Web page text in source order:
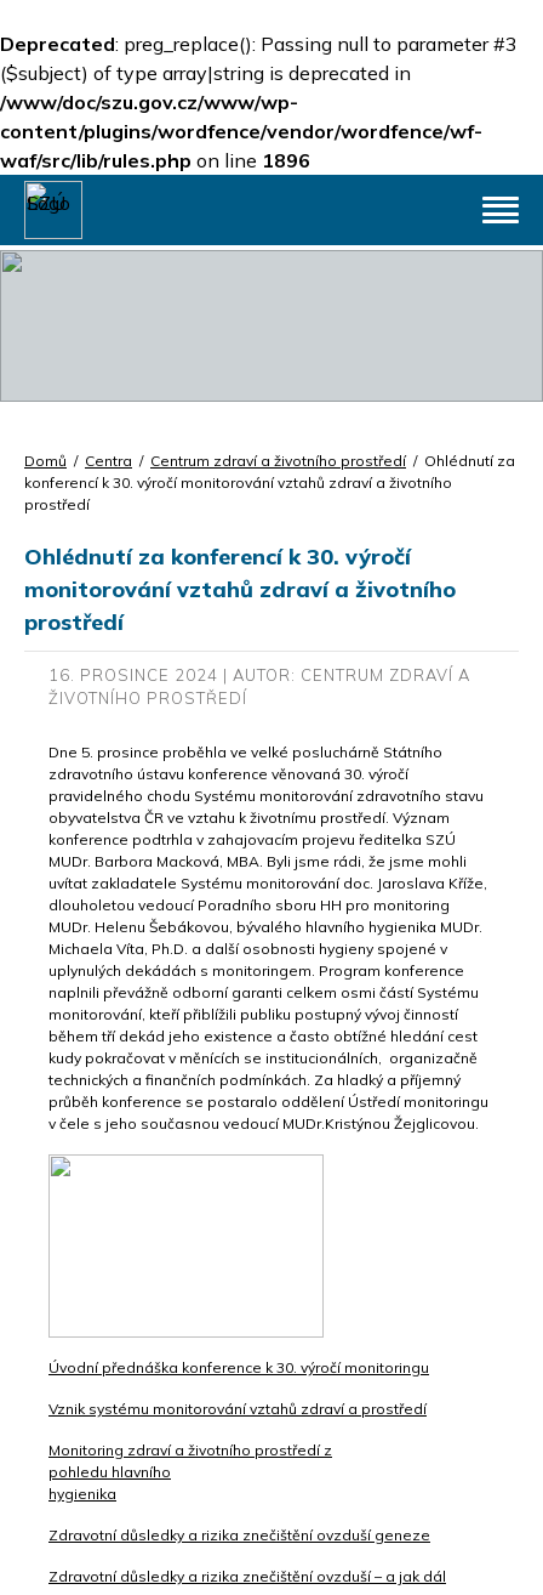
Deprecated: preg_replace(): Passing null to parameter #3
($subject) of type array|string is deprecated in
/www/doc/szu.gov.cz/www/wp-
content/plugins/wordfence/vendor/wordfence/wf-
waf/src/lib/rules.php on line 1896
Domů / Centra / Centrum zdraví a životního prostředí/ Ohlédnutí za
konferencí k 30. výročí monitorování vztahů zdraví a životního
prostředí
Ohlédnutí za konferencí k 30. výročí
monitorování vztahů zdraví a životního
prostředí
16. PROSINCE 2024 | AUTOR: CENTRUM ZDRAVÍ A
ŽIVOTNÍHO PROSTŘEDÍ
Dne 5. prosince proběhla ve velké posluchárně Státního
zdravotního ústavu konference věnovaná 30. výročí
pravidelného chodu Systému monitorování zdravotního stavu
obyvatelstva ČR ve vztahu k životnímu prostředí. Význam
konference podtrhla v zahajovacím projevu ředitelka SZÚ
MUDr. Barbora Macková, MBA. Byli jsme rádi, že jsme mohli
uvítat zakladatele Systému monitorování doc. Jaroslava Kříže,
dlouholetou vedoucí Poradního sboru HH pro monitoring
MUDr. Helenu Šebákovou, bývalého hlavního hygienika MUDr.
Michaela Víta, Ph.D. a další osobnosti hygieny spojené v
uplynulých dekádách s monitoringem. Program konference
naplnili převážně odborní garanti celkem osmi částí Systému
monitorování, kteří přiblížili publiku postupný vývoj činností
během tří dekád jeho existence a často obtížné hledání cest
kudy pokračovat v měnících se institucionálních, organizačně
technických a finančních podmínkách. Za hladký a příjemný
průběh konference se postaralo oddělení Ústředí monitoringu
v čele s jeho současnou vedoucí MUDr.Kristýnou Žejglicovou.
Úvodní přednáška konference k 30. výročí monitoringu
Vznik systému monitorování vztahů zdraví a prostředí
Monitoring zdraví a životního prostředí z
pohledu hlavního
hygienika
Zdravotní důsledky a rizika znečištění ovzduší geneze
Zdravotní důsledky a rizika znečištění ovzduší – a jak dál